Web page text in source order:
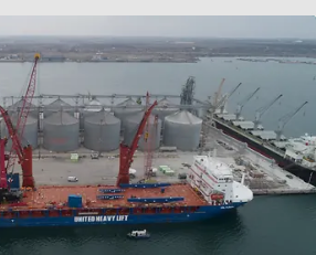
żuraw portowy Gottwald HMK 5506 w terminalu
wynoszącemu 51 metrów i udźwigowi 125 ton,
lepsze rozwiązania dla klientów i nowe
sypkich i ciężkich transportów. W 2020 r.